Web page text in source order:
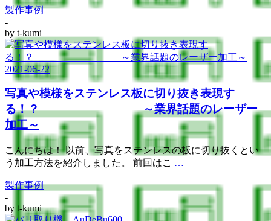
製作事例
-
by t-kumi
2021-06-22
写真や模様をステンレス板に切り抜き表現す
る！？ ～業界話題のレーザー
加工～
こんにちは！ 以前、写真をステンレスの板に切り抜くとい
う加工方法を紹介しました。 前回はこ …
製作事例
-
by t-kumi